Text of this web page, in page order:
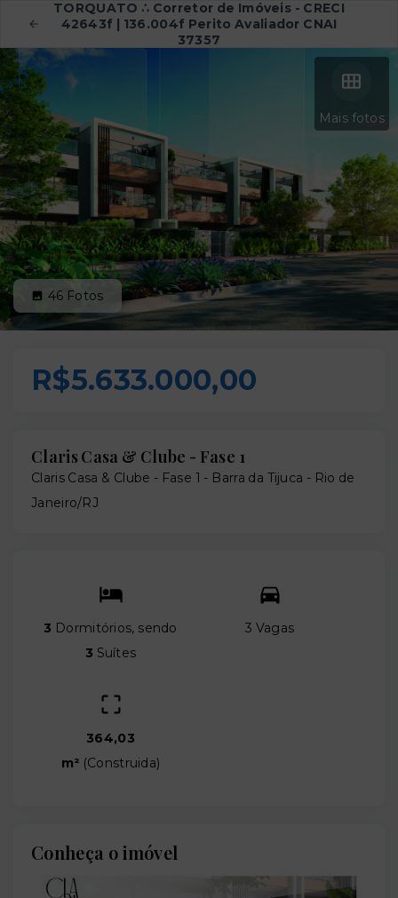
TORQUATO ∴ Corretor de Imóveis - CRECI
42643f | 136.004f Perito Avaliador CNAI
37357
Mais fotos
46 Fotos
R$5.633.000,00
Claris Casa & Clube - Fase 1
Claris Casa & Clube - Fase 1 - Barra da Tijuca - Rio de
Janeiro/RJ
3 Dormitórios, sendo
3 Suítes
3 Vagas
364,03
m² (Construida)
Conheça o imóvel